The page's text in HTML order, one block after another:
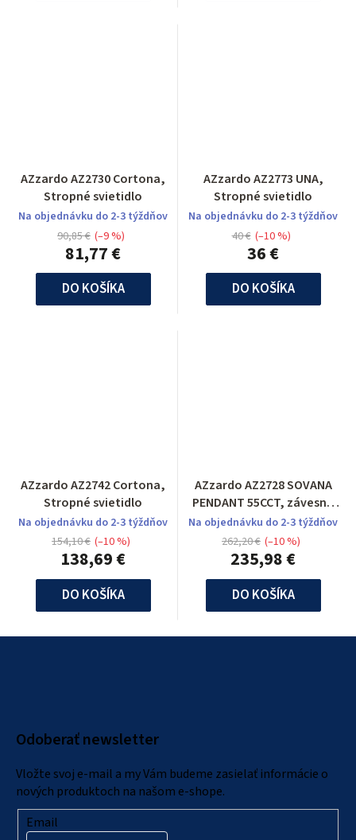
AZzardo AZ2730 Cortona,
Stropné svietidlo
Na objednávku do 2-3 týždňov
81,77 €
90,85 € (–9 %)
DO KOŠÍKA
AZzardo AZ2773 UNA,
Stropné svietidlo
Na objednávku do 2-3 týždňov
36 €
40 € (–10 %)
DO KOŠÍKA
AZzardo AZ2742 Cortona,
Stropné svietidlo
Na objednávku do 2-3 týždňov
138,69 €
154,10 € (–10 %)
DO KOŠÍKA
AZzardo AZ2728 SOVANA
PENDANT 55CCT, závesné
svietidlo
Na objednávku do 2-3 týždňov
235,98 €
262,20 € (–10 %)
DO KOŠÍKA
Odoberať newsletter
Vložte svoj e-mail a my Vám budeme zasielať informácie o
nových produktoch na našom e-shope.
Email